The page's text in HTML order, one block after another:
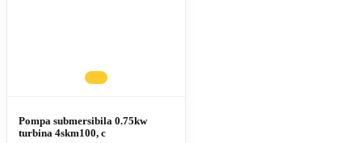
Pompa submersibila 0.75kw
turbina 4skm100, c